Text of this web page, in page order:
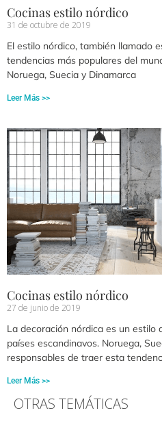
Cocinas estilo nórdico
31 de octubre de 2019
El estilo nórdico, también llamado
tendencias más populares del
Noruega, Suecia y Dinamarca
Leer Más >>
Cocinas estilo nórdico
27 de junio de 2019
La decoración nórdica es un estilo
países escandinavos. Noruega,
responsables de traer esta
Leer Más >>
OTRAS TEMÁTICAS